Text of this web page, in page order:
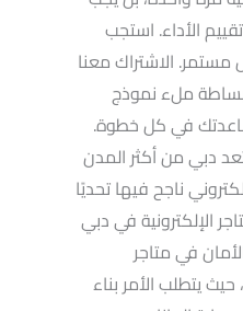
الأداء. استجب
الاشتراك معنا
ملء نموذج
في كل خطوة.
دبي من أكثر المدن
ناجح فيها تحديًا
الإلكترونية في دبي
الأمان والتسويق الرقمي. 1.أهمية الأمان في متاجر
يتطلب الأمر بناء